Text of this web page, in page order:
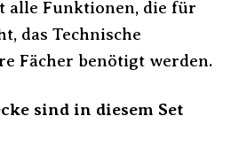
alle Funktionen, die für
das Technische
Fächer benötigt werden.
sind in diesem Set